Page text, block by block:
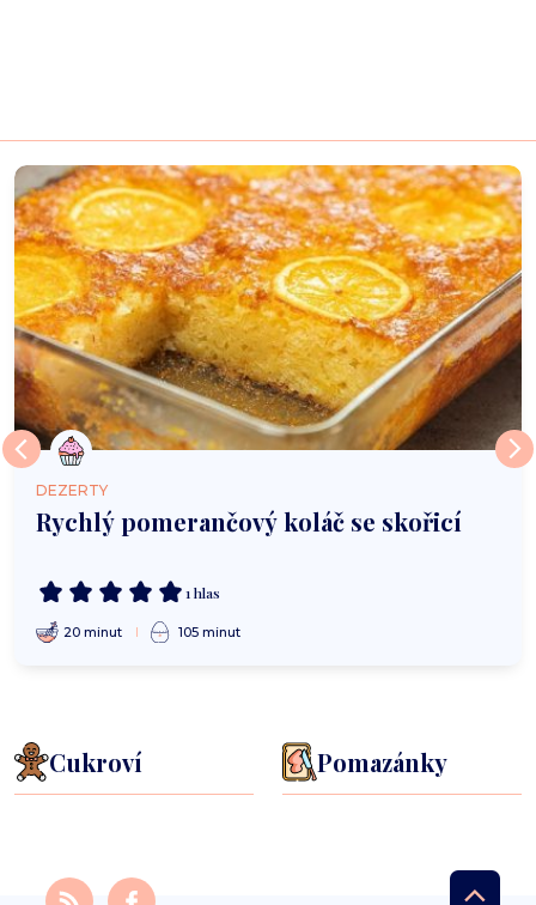
DEZERTY
Rychlý pomerančový koláč se skořicí
1 hlas
20 minut 105 minut
Cukroví Pomazánky